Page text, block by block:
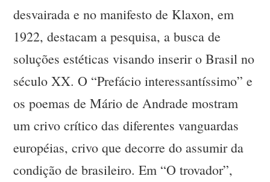
desvairada e no manifesto de Klaxon, em
1922, destacam a pesquisa, a busca de
soluções estéticas visando inserir o Brasil no
século XX. O “Prefácio interessantíssimo” e
os poemas de Mário de Andrade mostram
um crivo crítico das diferentes vanguardas
européias, crivo que decorre do assumir da
condição de brasileiro. Em “O trovador”,